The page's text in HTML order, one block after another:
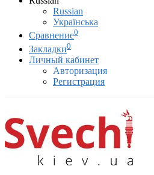
Russian
Українська
Сравнение0
Закладки0
Личный кабинет
Авторизация
Регистрация